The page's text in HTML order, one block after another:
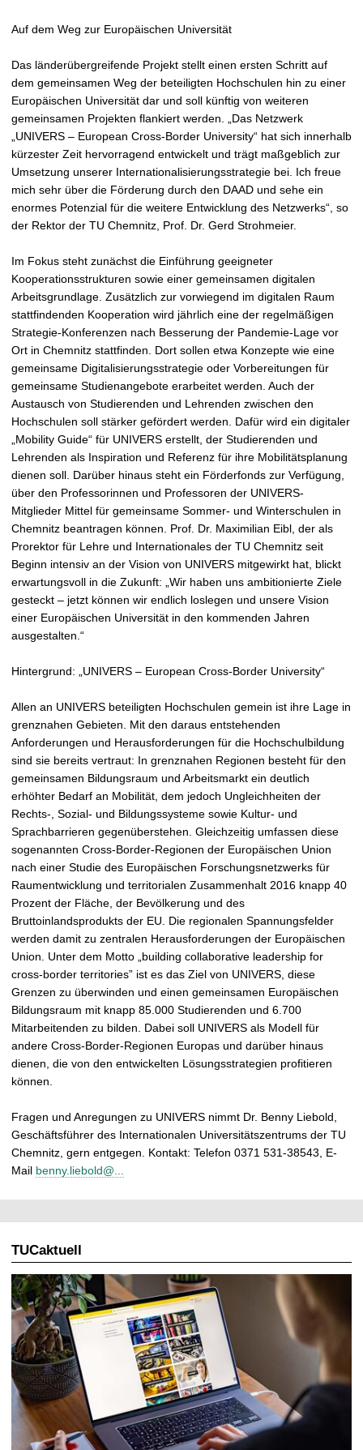
Auf dem Weg zur Europäischen Universität
Das länderübergreifende Projekt stellt einen ersten Schritt auf
dem gemeinsamen Weg der beteiligten Hochschulen hin zu einer
Europäischen Universität dar und soll künftig von weiteren
gemeinsamen Projekten flankiert werden. „Das Netzwerk
„UNIVERS – European Cross-Border University“ hat sich innerhalb
kürzester Zeit hervorragend entwickelt und trägt maßgeblich zur
Umsetzung unserer Internationalisierungsstrategie bei. Ich freue
mich sehr über die Förderung durch den DAAD und sehe ein
enormes Potenzial für die weitere Entwicklung des Netzwerks“, so
der Rektor der TU Chemnitz, Prof. Dr. Gerd Strohmeier.
Im Fokus steht zunächst die Einführung geeigneter
Kooperationsstrukturen sowie einer gemeinsamen digitalen
Arbeitsgrundlage. Zusätzlich zur vorwiegend im digitalen Raum
stattfindenden Kooperation wird jährlich eine der regelmäßigen
Strategie-Konferenzen nach Besserung der Pandemie-Lage vor
Ort in Chemnitz stattfinden. Dort sollen etwa Konzepte wie eine
gemeinsame Digitalisierungsstrategie oder Vorbereitungen für
gemeinsame Studienangebote erarbeitet werden. Auch der
Austausch von Studierenden und Lehrenden zwischen den
Hochschulen soll stärker gefördert werden. Dafür wird ein digitaler
„Mobility Guide“ für UNIVERS erstellt, der Studierenden und
Lehrenden als Inspiration und Referenz für ihre Mobilitätsplanung
dienen soll. Darüber hinaus steht ein Förderfonds zur Verfügung,
über den Professorinnen und Professoren der UNIVERS-
Mitglieder Mittel für gemeinsame Sommer- und Winterschulen in
Chemnitz beantragen können. Prof. Dr. Maximilian Eibl, der als
Prorektor für Lehre und Internationales der TU Chemnitz seit
Beginn intensiv an der Vision von UNIVERS mitgewirkt hat, blickt
erwartungsvoll in die Zukunft: „Wir haben uns ambitionierte Ziele
gesteckt – jetzt können wir endlich loslegen und unsere Vision
einer Europäischen Universität in den kommenden Jahren
ausgestalten.“
Hintergrund: „UNIVERS – European Cross-Border University“
Allen an UNIVERS beteiligten Hochschulen gemein ist ihre Lage in
grenznahen Gebieten. Mit den daraus entstehenden
Anforderungen und Herausforderungen für die Hochschulbildung
sind sie bereits vertraut: In grenznahen Regionen besteht für den
gemeinsamen Bildungsraum und Arbeitsmarkt ein deutlich
erhöhter Bedarf an Mobilität, dem jedoch Ungleichheiten der
Rechts-, Sozial- und Bildungssysteme sowie Kultur- und
Sprachbarrieren gegenüberstehen. Gleichzeitig umfassen diese
sogenannten Cross-Border-Regionen der Europäischen Union
nach einer Studie des Europäischen Forschungsnetzwerks für
Raumentwicklung und territorialen Zusammenhalt 2016 knapp 40
Prozent der Fläche, der Bevölkerung und des
Bruttoinlandsprodukts der EU. Die regionalen Spannungsfelder
werden damit zu zentralen Herausforderungen der Europäischen
Union. Unter dem Motto „building collaborative leadership for
cross-border territories” ist es das Ziel von UNIVERS, diese
Grenzen zu überwinden und einen gemeinsamen Europäischen
Bildungsraum mit knapp 85.000 Studierenden und 6.700
Mitarbeitenden zu bilden. Dabei soll UNIVERS als Modell für
andere Cross-Border-Regionen Europas und darüber hinaus
dienen, die von den entwickelten Lösungsstrategien profitieren
können.
Fragen und Anregungen zu UNIVERS nimmt Dr. Benny Liebold,
Geschäftsführer des Internationalen Universitätszentrums der TU
Chemnitz, gern entgegen. Kontakt: Telefon 0371 531-38543, E-
Mail benny.liebold@...
TUCaktuell